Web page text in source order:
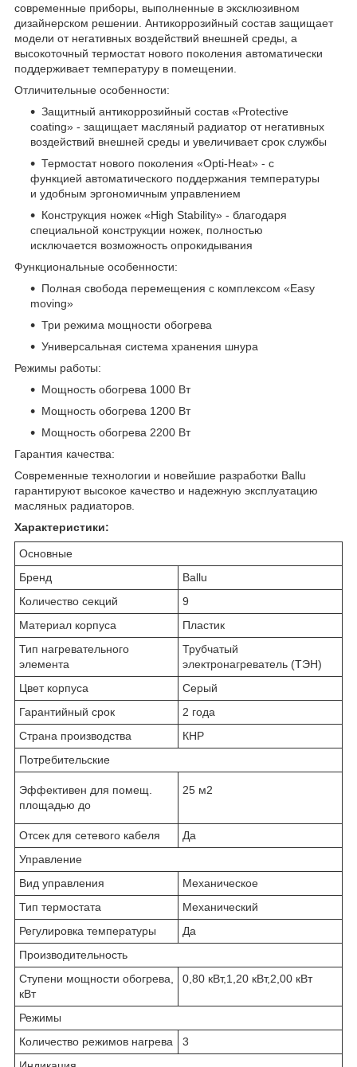
современные приборы, выполненные в эксклюзивном
дизайнерском решении. Антикоррозийный состав защищает
модели от негативных воздействий внешней среды, а
высокоточный термостат нового поколения автоматически
поддерживает температуру в помещении.
Отличительные особенности:
Защитный антикоррозийный состав «Protective
coating» - защищает масляный радиатор от негативных
воздействий внешней среды и увеличивает срок службы
Термостат нового поколения «Opti-Heat» - с
функцией автоматического поддержания температуры
и удобным эргономичным управлением
Конструкция ножек «High Stability» - благодаря
специальной конструкции ножек, полностью
исключается возможность опрокидывания
Функциональные особенности:
Полная свобода перемещения с комплексом «Easy
moving»
Три режима мощности обогрева
Универсальная система хранения шнура
Режимы работы:
Мощность обогрева 1000 Вт
Мощность обогрева 1200 Вт
Мощность обогрева 2200 Вт
Гарантия качества:
Современные технологии и новейшие разработки Ballu
гарантируют высокое качество и надежную эксплуатацию
масляных радиаторов.
Характеристики:
Основные
Бренд
Ballu
Количество секций
9
Материал корпуса
Пластик
Тип нагревательного
элемента
Трубчатый
электронагреватель (ТЭН)
Цвет корпуса
Серый
Гарантийный срок
2 года
Страна производства
КНР
Потребительские
Эффективен для помещ.
площадью до
25 м2
Отсек для сетевого кабеля
Да
Управление
Вид управления
Механическое
Тип термостата
Механический
Регулировка температуры
Да
Производительность
Ступени мощности обогрева,
кВт
0,80 кВт,1,20 кВт,2,00 кВт
Режимы
Количество режимов нагрева
3